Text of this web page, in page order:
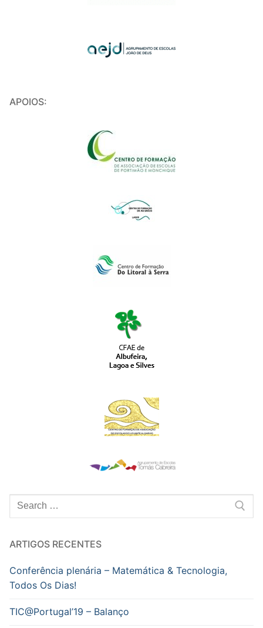
APOIOS:
Pesquisar
por:
ARTIGOS RECENTES
Conferência plenária – Matemática & Tecnologia,
Todos Os Dias!
TIC@Portugal’19 – Balanço